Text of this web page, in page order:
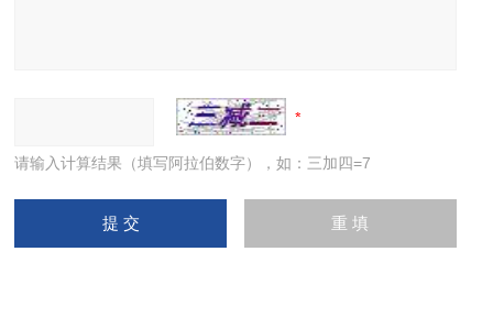
请输入计算结果（填写阿拉伯数字），如：三加四=7